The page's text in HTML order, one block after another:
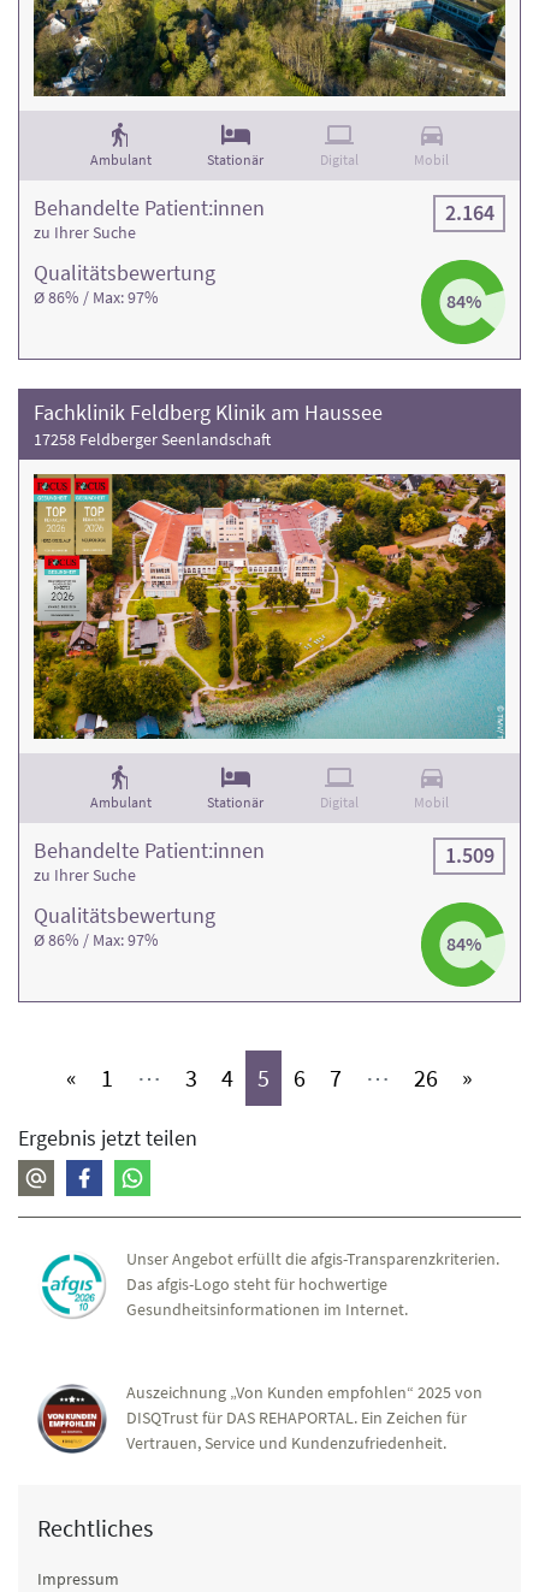
Ambulant Stationär Digital Mobil
Qualitäts­bewertung
Ø 86% / Max: 97% 84%
Behandelte Patient:innen
zu Ihrer Suche
2.164
Fachklinik Feldberg Klinik am Haussee
17258 Feldberger Seenlandschaft
Ambulant Stationär Digital Mobil
Qualitäts­bewertung
Ø 86% / Max: 97% 84%
Behandelte Patient:innen
zu Ihrer Suche
1.509
« 1 (aktiv)
⋯ 3 (aktiv)
4(aktiv)
5 (aktiv)
6 (aktiv)
7(aktiv)
⋯ 26 (aktiv)
»
Ergebnis jetzt teilen
Unser Angebot erfüllt die afgis-Transparenzkriterien.
Das afgis-Logo steht für hochwertige
Gesundheitsinformationen im Internet.
Auszeichnung „Von Kunden empfohlen“ 2025 von
DISQTrust für DAS REHAPORTAL. Ein Zeichen für
Vertrauen, Service und Kundenzufriedenheit.
Rechtliches
Impressum